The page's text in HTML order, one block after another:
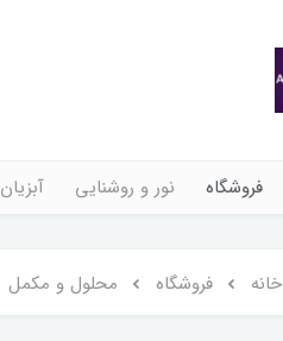
فروشگاه نور و روشنایی آبزیان
خانه فروشگاه محلول و مکمل